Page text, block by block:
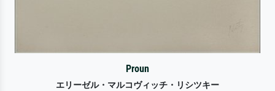
Proun
エリーゼル・マルコヴィッチ・リシツキー